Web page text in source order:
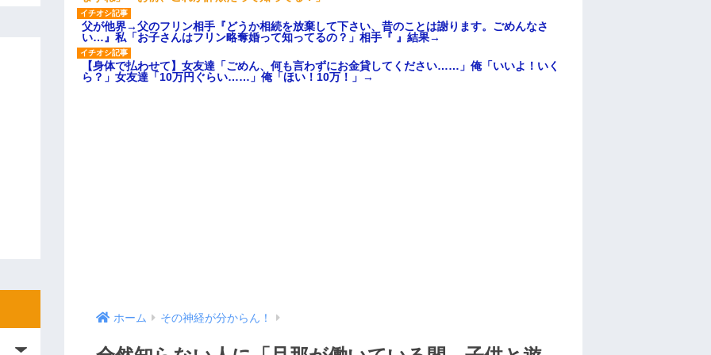
父が他界→父のフリン相手『どうか相続を放棄して下さい、昔のことは謝ります。ごめんなさ
い…』私「お子さんはフリン略奪婚って知ってるの？」相手『 』結果→
【身体で払わせて】女友達「ごめん、何も言わずにお金貸してください……」俺「いいよ！いく
ら？」女友達「10万円ぐらい……」俺「ほい！10万！」→
ホーム その神経が分からん！